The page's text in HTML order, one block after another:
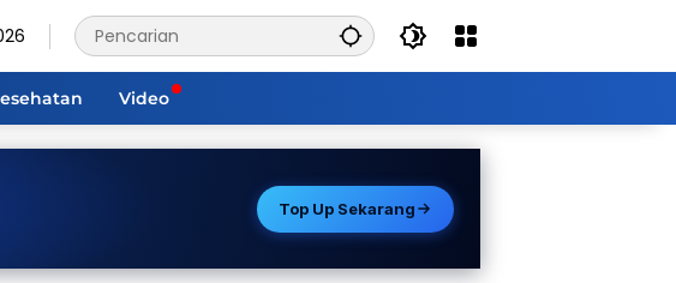
Video
Top Up Sekarang